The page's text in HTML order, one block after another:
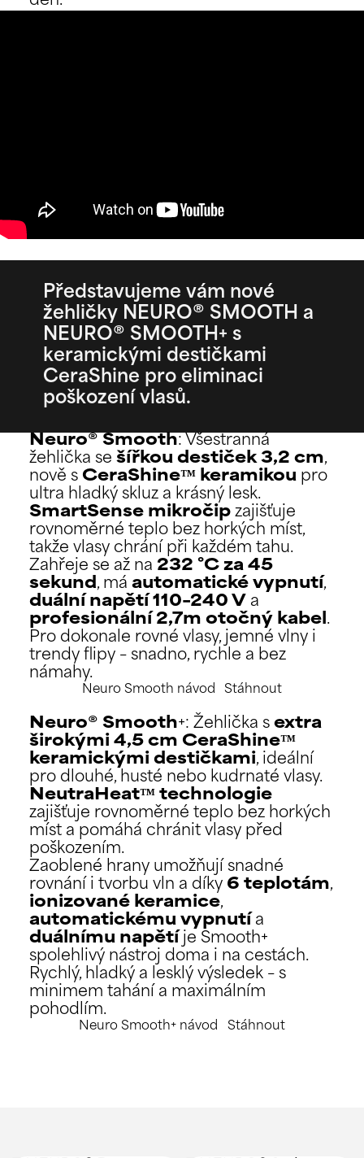
Představujeme vám nové
žehličky NEURO® SMOOTH a
NEURO® SMOOTH+ s
keramickými destičkami
CeraShine pro eliminaci
poškození vlasů.
Neuro® Smooth: Všestranná
žehlička se šířkou destiček 3,2 cm,
nově s CeraShine™ keramikoupro
ultra hladký skluz a krásný lesk.
SmartSense mikročipzajišťuje
rovnoměrné teplo bez horkých míst,
takže vlasy chrání při každém tahu.
Zahřeje se až na 232 °C za 45
sekund, má automatické vypnutí,
duální napětí 110–240 V a
profesionální 2,7m otočný kabel .
Pro dokonale rovné vlasy, jemné vlny i
trendy flipy – snadno, rychle a bez
námahy.
Neuro Smooth návod Stáhnout
Neuro® Smooth+: Žehlička s extra
širokými 4,5 cm CeraShine™
keramickými destičkami, ideální
pro dlouhé, husté nebo kudrnaté vlasy.
NeutraHeat™ technologie
zajišťuje rovnoměrné teplo bez horkých
míst a pomáhá chránit vlasy před
poškozením.
Zaoblené hrany umožňují snadné
rovnání i tvorbu vln a díky 6 teplotám,
ionizované keramice,
automatickému vypnutí a
duálnímu napětí je Smooth+
spolehlivý nástroj doma i na cestách.
Rychlý, hladký a lesklý výsledek – s
minimem tahání a maximálním
pohodlím.
Neuro Smooth+ návod Stáhnout